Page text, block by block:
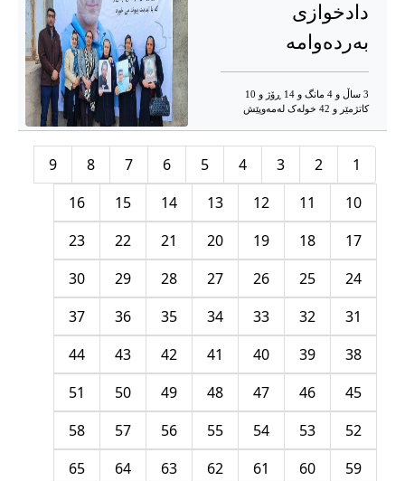
دادخوازی
بەردەوامە
3 ساڵ و 4 مانگ و 14 ڕۆژ و 10
کاتژمێر و 42 خوله‌ک له‌مه‌وپێش‌
1
2
3
4
5
6
7
8
9
10
11
12
13
14
15
16
17
18
19
20
21
22
23
24
25
26
27
28
29
30
31
32
33
34
35
36
37
38
39
40
41
42
43
44
45
46
47
48
49
50
51
52
53
54
55
56
57
58
59
60
61
62
63
64
65